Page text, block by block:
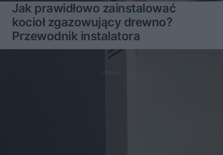
Jak prawidłowo zainstalować
kocioł zgazowujący drewno?
Przewodnik instalatora